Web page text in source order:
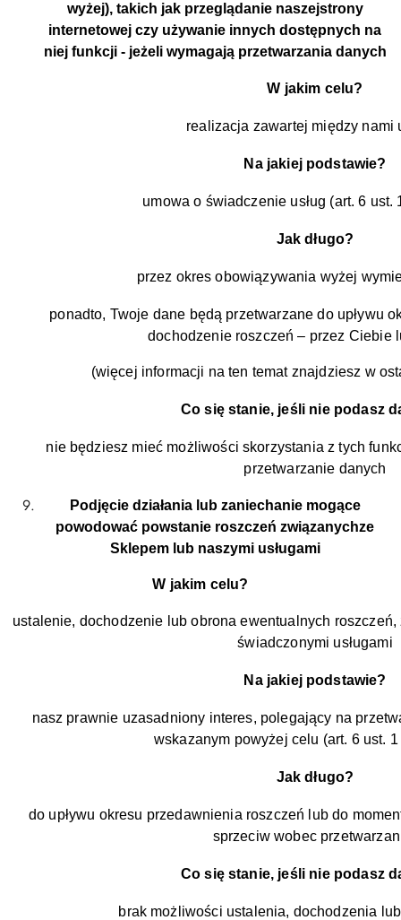
wyżej), takich jak przeglądanie naszejstrony
internetowej czy używanie innych dostępnych na
niej funkcji - jeżeli wymagają przetwarzania danych
W jakim celu?
realizacja zawartej między nami
Na jakiej podstawie?
umowa o świadczenie usług (art. 6 ust.
Jak długo?
przez okres obowiązywania wyżej
ponadto, Twoje dane będą przetwarzane do upływu
dochodzenie roszczeń – przez Ciebie
(więcej informacji na ten temat znajdziesz w
Co się stanie, jeśli nie podasz
nie będziesz mieć możliwości skorzystania z tych
przetwarzanie danych
Podjęcie działania lub zaniechanie mogące
powodować powstanie roszczeń związanychze
Sklepem lub naszymi usługami
W jakim celu?
ustalenie, dochodzenie lub obrona ewentualnych
świadczonymi usługami
Na jakiej podstawie?
nasz prawnie uzasadniony interes, polegający na
wskazanym powyżej celu (art. 6 ust.
Jak długo?
do upływu okresu przedawnienia roszczeń lub do
sprzeciw wobec
Co się stanie, jeśli nie podasz
brak możliwości ustalenia, dochodzenia